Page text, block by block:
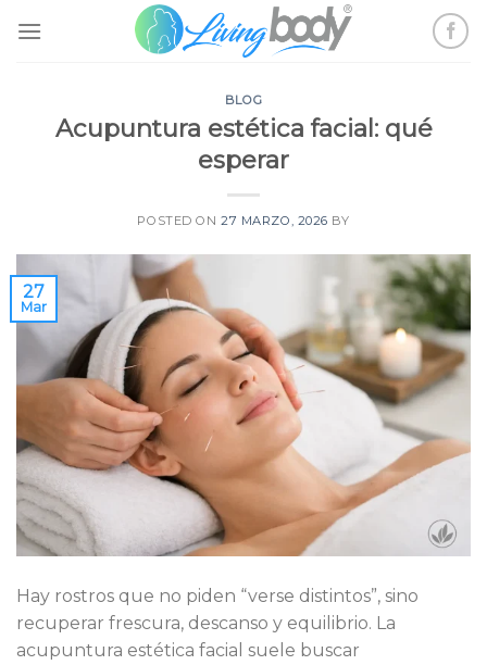
BLOG
Acupuntura estética facial: qué
esperar
POSTED ON27 MARZO, 2026 BY
27
Mar
Hay rostros que no piden “verse distintos”, sino
recuperar frescura, descanso y equilibrio. La
acupuntura estética facial suele buscar